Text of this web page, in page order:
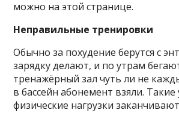
можно на этой странице.
Неправильные тренировки
Обычно за похудение берутся с
зарядку делают, и по утрам
тренажёрный зал чуть ли не
в бассейн абонемент взяли.
физические нагрузки